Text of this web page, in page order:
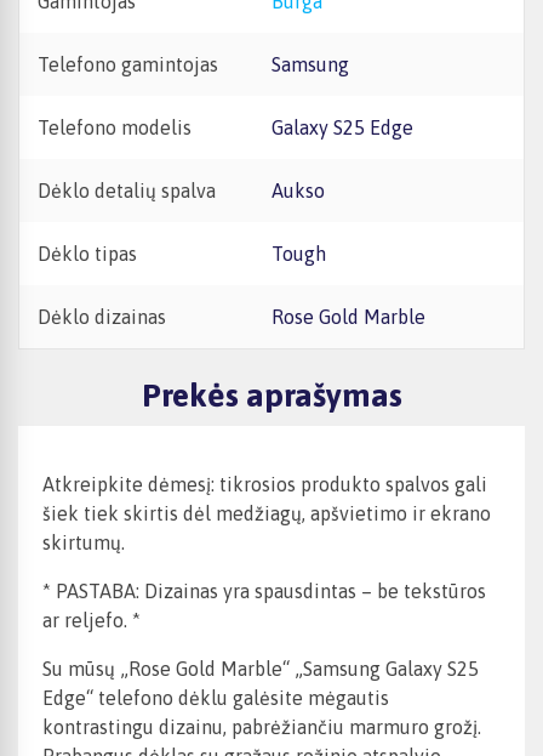
Telefono gamintojas Samsung
Telefono modelis Galaxy S25 Edge
Dėklo detalių spalva Aukso
Dėklo tipas Tough
Dėklo dizainas Rose Gold Marble
Prekės aprašymas
Atkreipkite dėmesį: tikrosios produkto spalvos gali
šiek tiek skirtis dėl medžiagų, apšvietimo ir ekrano
skirtumų.
* PASTABA: Dizainas yra spausdintas – be tekstūros
ar reljefo. *
Su mūsų „Rose Gold Marble“ „Samsung Galaxy S25
Edge“ telefono dėklu galėsite mėgautis
kontrastingu dizainu, pabrėžiančiu marmuro grožį.